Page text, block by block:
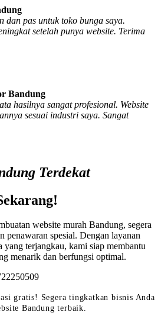
dan pas untuk toko bunga saya.
setelah punya website. Terima
Bandung
hasilnya sangat profesional. Website
sesuai industri saya. Sangat
Terdekat
website murah Bandung, segera
penawaran spesial. Dengan layanan
yang terjangkau, kami siap membantu
menarik dan berfungsi optimal.
gratis! Segera tingkatkan bisnis Anda
Bandung terbaik.